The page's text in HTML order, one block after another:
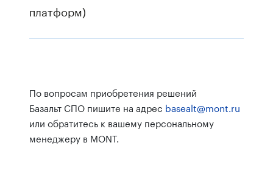
платформ)
По вопросам приобретения решений
Базальт СПО пишите на адрес basealt@mont.ru
или обратитесь к вашему персональному
менеджеру в MONT.